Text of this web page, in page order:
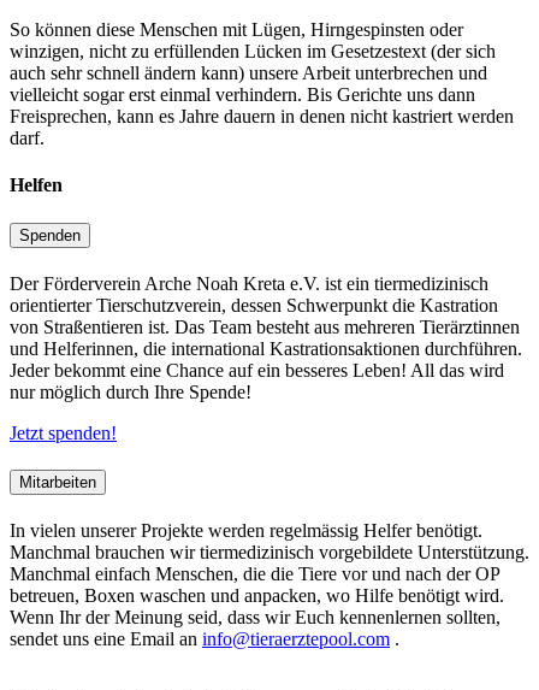
So können diese Menschen mit Lügen, Hirngespinsten oder
winzigen, nicht zu erfüllenden Lücken im Gesetzestext (der sich
auch sehr schnell ändern kann) unsere Arbeit unterbrechen und
vielleicht sogar erst einmal verhindern. Bis Gerichte uns dann
Freisprechen, kann es Jahre dauern in denen nicht kastriert werden
darf.
Helfen
Spenden
Der Förderverein Arche Noah Kreta e.V. ist ein tiermedizinisch
orientierter Tierschutzverein, dessen Schwerpunkt die Kastration
von Straßentieren ist. Das Team besteht aus mehreren Tierärztinnen
und Helferinnen, die international Kastrationsaktionen durchführen.
Jeder bekommt eine Chance auf ein besseres Leben! All das wird
nur möglich durch Ihre Spende!
Jetzt spenden!
Mitarbeiten
In vielen unserer Projekte werden regelmässig Helfer benötigt.
Manchmal brauchen wir tiermedizinisch vorgebildete Unterstützung.
Manchmal einfach Menschen, die die Tiere vor und nach der OP
betreuen, Boxen waschen und anpacken, wo Hilfe benötigt wird.
Wenn Ihr der Meinung seid, dass wir Euch kennenlernen sollten,
sendet uns eine Email an info@tieraerztepool.com .